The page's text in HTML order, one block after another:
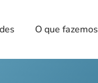
O que fazemos